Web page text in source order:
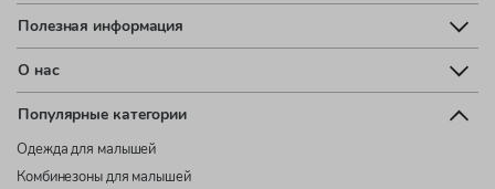
Полезная информация
О нас
Популярные категории
Одежда для малышей
Комбинезоны для малышей